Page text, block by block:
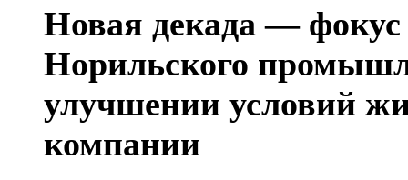
Новая декада — фокус
Норильского
улучшении условий
компании